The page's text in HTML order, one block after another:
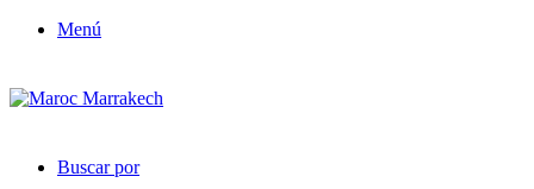
Menú
Buscar por